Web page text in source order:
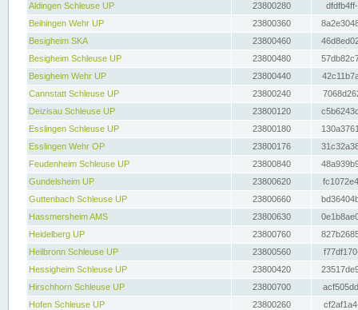
Aldingen Schleuse UP
23800280
Beihingen Wehr UP
23800360
Besigheim SKA
23800460
Besigheim Schleuse UP
23800480
Besigheim Wehr UP
23800440
Cannstatt Schleuse UP
23800240
Deizisau Schleuse UP
23800120
Esslingen Schleuse UP
23800180
Esslingen Wehr OP
23800176
Feudenheim Schleuse UP
23800840
Gundelsheim UP
23800620
Guttenbach Schleuse UP
23800660
Hassmersheim AMS
23800630
Heidelberg UP
23800760
Heilbronn Schleuse UP
23800560
Hessigheim Schleuse UP
23800420
Hirschhorn Schleuse UP
23800700
Hofen Schleuse UP
23800260